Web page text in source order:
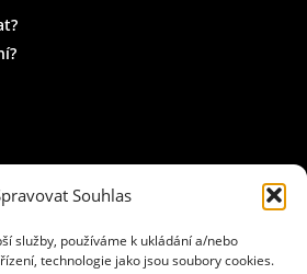
Souhlas
služby, používáme k ukládání a/nebo
technologie jako jsou soubory cookies.